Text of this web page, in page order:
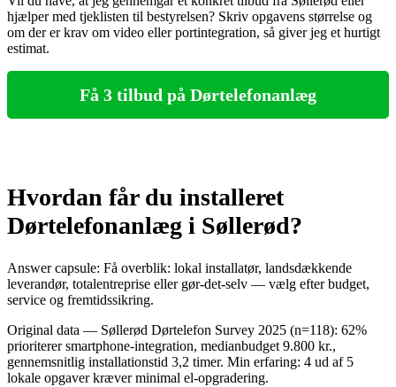
hjælper med tjeklisten til bestyrelsen? Skriv opgavens størrelse og
om der er krav om video eller portintegration, så giver jeg et hurtigt
estimat.
Få 3 tilbud på Dørtelefonanlæg
Hvordan får du installeret
Dørtelefonanlæg i Søllerød?
Answer capsule: Få overblik: lokal installatør, landsdækkende
leverandør, totalentreprise eller gør‑det‑selv — vælg efter budget,
service og fremtidssikring.
Original data — Søllerød Dørtelefon Survey 2025 (n=118): 62%
prioriterer smartphone-integration, medianbudget 9.800 kr.,
gennemsnitlig installationstid 3,2 timer. Min erfaring: 4 ud af 5
lokale opgaver kræver minimal el-opgradering.